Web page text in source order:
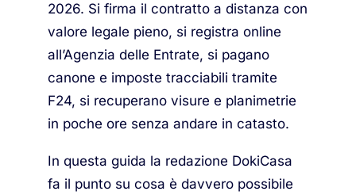
2026. Si firma il contratto a distanza con
valore legale pieno, si registra online
all’Agenzia delle Entrate, si pagano
canone e imposte tracciabili tramite
F24, si recuperano visure e planimetrie
in poche ore senza andare in catasto.
In questa guida la redazione DokiCasa
fa il punto su cosa è davvero possibile